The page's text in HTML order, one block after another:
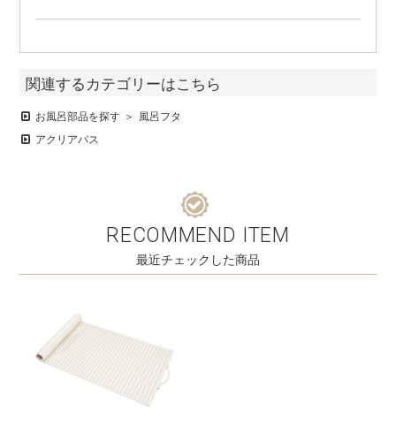
関連するカテゴリーはこちら
お風呂部品を探す
風呂フタ
アクリアバス
RECOMMEND ITEM
最近チェックした商品